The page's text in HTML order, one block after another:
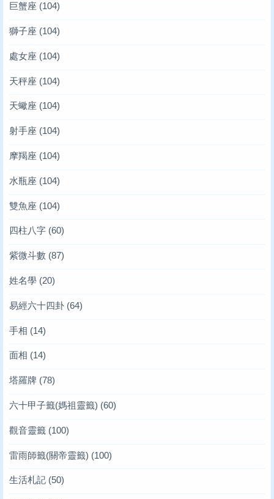
巨蟹座 (104)
獅子座 (104)
處女座 (104)
天秤座 (104)
天蠍座 (104)
射手座 (104)
摩羯座 (104)
水瓶座 (104)
雙魚座 (104)
四柱八字 (60)
紫微斗數 (87)
姓名學 (20)
易經六十四卦 (64)
手相 (14)
面相 (14)
塔羅牌 (78)
六十甲子籤(媽祖靈籤) (60)
觀音靈籤 (100)
雷雨師籤(關帝靈籤) (100)
生活札記 (50)